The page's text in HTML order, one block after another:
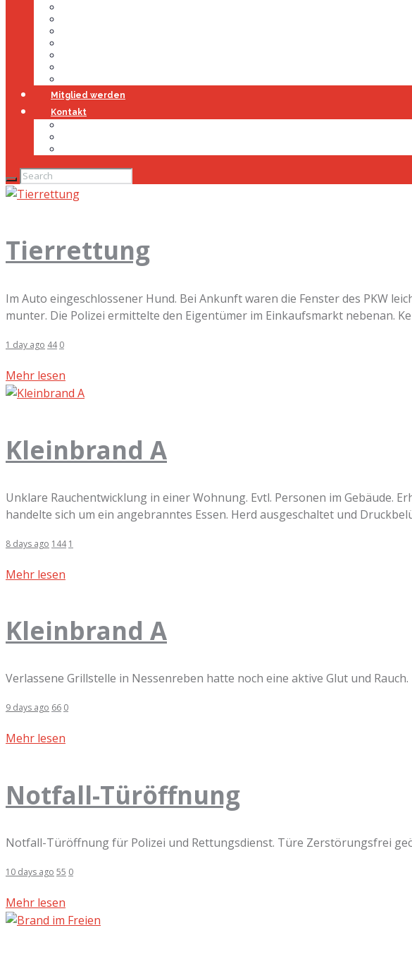
Mitglied werden
Kontakt
Tierrettung
Im Auto eingeschlossener Hund. Bei Ankunft waren die Fenster des PKW
munter. Die Polizei ermittelte den Eigentümer im Einkaufsmarkt nebenan.
1 day ago 44 0
Mehr lesen
Kleinbrand A
Unklare Rauchentwicklung in einer Wohnung. Evtl. Personen im Gebäude.
handelte sich um ein angebranntes Essen. Herd ausgeschaltet und
8 days ago 144 1
Mehr lesen
Kleinbrand A
Verlassene Grillstelle in Nessenreben hatte noch eine aktive Glut und
9 days ago 66 0
Mehr lesen
Notfall-Türöffnung
Notfall-Türöffnung für Polizei und Rettungsdienst. Türe Zerstörungsfrei
10 days ago 55 0
Mehr lesen